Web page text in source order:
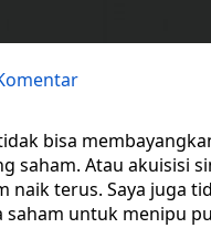
bisa
saham. Atau akuisisi
naik terus. Saya juga
saham untuk menipu